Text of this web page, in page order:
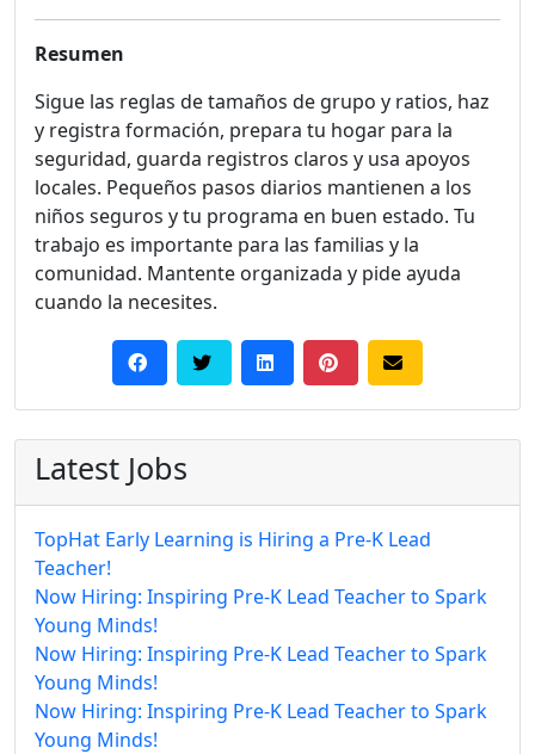
Resumen
Sigue las reglas de tamaños de grupo y ratios, haz
y registra formación, prepara tu hogar para la
seguridad, guarda registros claros y usa apoyos
locales. Pequeños pasos diarios mantienen a los
niños seguros y tu programa en buen estado. Tu
trabajo es importante para las familias y la
comunidad. Mantente organizada y pide ayuda
cuando la necesites.
Latest Jobs
TopHat Early Learning is Hiring a Pre-K Lead
Teacher!
Now Hiring: Inspiring Pre-K Lead Teacher to Spark
Young Minds!
Now Hiring: Inspiring Pre-K Lead Teacher to Spark
Young Minds!
Now Hiring: Inspiring Pre-K Lead Teacher to Spark
Young Minds!